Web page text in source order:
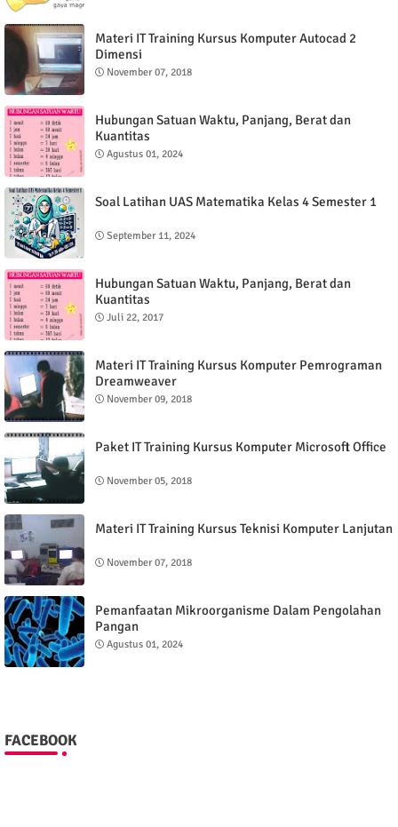
Materi IT Training Kursus Komputer Autocad 2
Dimensi
November 07, 2018
Hubungan Satuan Waktu, Panjang, Berat dan
Kuantitas
Agustus 01, 2024
Soal Latihan UAS Matematika Kelas 4 Semester 1
September 11, 2024
Hubungan Satuan Waktu, Panjang, Berat dan
Kuantitas
Juli 22, 2017
Materi IT Training Kursus Komputer Pemrograman
Dreamweaver
November 09, 2018
Paket IT Training Kursus Komputer Microsoft Office
November 05, 2018
Materi IT Training Kursus Teknisi Komputer Lanjutan
November 07, 2018
Pemanfaatan Mikroorganisme Dalam Pengolahan
Pangan
Agustus 01, 2024
FACEBOOK